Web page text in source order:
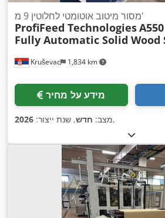
Kruševac 1,834 km
מסור מיטוב אוטומטי לחלוטין 9 מ'
ProfiFeed TechnologiesA550
Fully Automatic Solid Wood
מידע על מחיר
מצב: חדש, שנת ייצור: 2026 ,